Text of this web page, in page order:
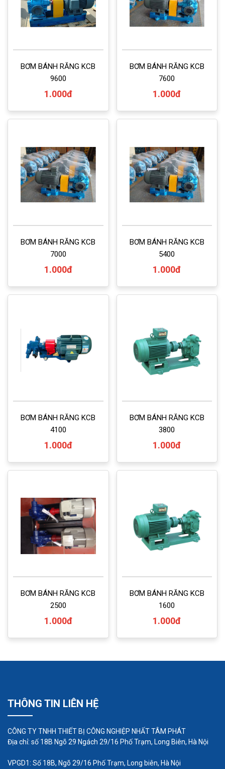
BƠM BÁNH RĂNG KCB
9600
1.000đ
BƠM BÁNH RĂNG KCB
7600
1.000đ
BƠM BÁNH RĂNG KCB
7000
1.000đ
BƠM BÁNH RĂNG KCB
5400
1.000đ
BƠM BÁNH RĂNG KCB
4100
1.000đ
BƠM BÁNH RĂNG KCB
3800
1.000đ
BƠM BÁNH RĂNG KCB
2500
1.000đ
BƠM BÁNH RĂNG KCB
1600
1.000đ
THÔNG TIN LIÊN HỆ
CÔNG TY TNHH THIẾT BỊ CÔNG NGHIỆP NHẤT TÂM PHÁT
Địa chỉ: số 18B Ngõ 29 Ngách 29/16 Phố Trạm, Long Biên, Hà Nội
VPGD1: Số 18B, Ngõ 29/16 Phố Trạm, Long biên, Hà Nội